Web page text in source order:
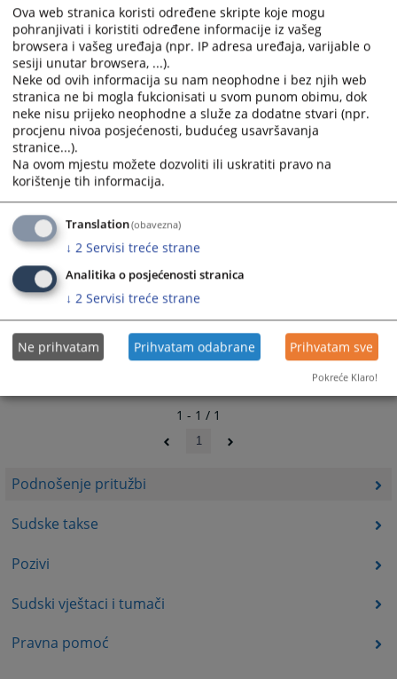
Podnošenje pritužbi
Sudske takse
Pozivi
Sudski vještaci i tumači
Pravna pomoć
Prateći dokumenti
Formular pritužbe
Primjer pritužbe
1 - 1 / 1
1
Ova web stranica koristi određene skripte koje mogu
pohranjivati i koristiti određene informacije iz vašeg
browsera i vašeg uređaja (npr. IP adresa uređaja, varijable o
sesiji unutar browsera, ...).
Neke od ovih informacija su nam neophodne i bez njih web
stranica ne bi mogla fukcionisati u svom punom obimu, dok
neke nisu prijeko neophodne a služe za dodatne stvari (npr.
procjenu nivoa posjećenosti, budućeg usavršavanja
stranice...).
Na ovom mjestu možete dozvoliti ili uskratiti pravo na
korištenje tih informacija.
Translation(obavezna)
↓ 2 Servisi treće strane
Analitika o posjećenosti stranica
↓ 2 Servisi treće strane
Ne prihvatam Prihvatam odabrane Prihvatam sve
Pokreće Klaro!